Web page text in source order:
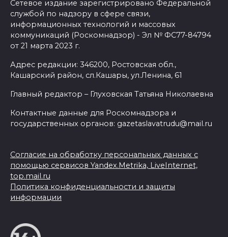
Сетевое издание зарегистрировано Федеральной
службой по надзору в сфере связи,
информационных технологий и массовых
коммуникаций (Роскомнадзор) - Эл № ФС77-84794
от 21 марта 2023 г.
Адрес редакции: 346200, Ростовская обл.,
Кашарский район, сл.Кашары, ул.Ленина, 61
Главный редактор – Глуховская Татьяна Николаевна
Контактные данные для Роскомнадзора и
государственных органов: gazetaslavatrudu@mail.ru
Согласие на обработку персональных данных с
помощью сервисов Yandex.Metrika, LiveInternet,
top.mail.ru
Политика конфиденциальности и защиты
информации